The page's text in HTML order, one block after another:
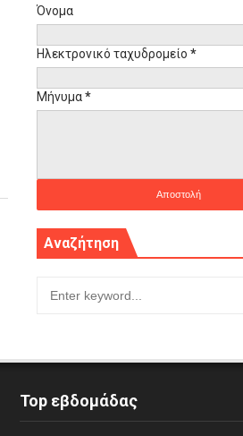
Όνομα
Ηλεκτρονικό ταχυδρομείο *
Μήνυμα*
Αναζήτηση
Top εβδομάδας